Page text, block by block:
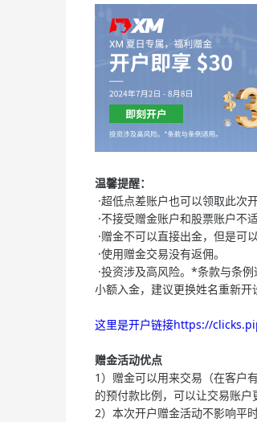
温馨提醒：
·超低点差账户也可以领取此次
·不接受赠金账户和股票账户不
·赠金不可以直接出金，但是可
·使用赠金交易没有返佣。
·投资涉及高风险。*条款与条例
小额入金，建议更换姓名重新
这里是开户链接https://
赠金活动优点
1）赠金可以用来交易（在客户
的预付款比例，可以让交易账户
2）本次开户赠金活动不影响平